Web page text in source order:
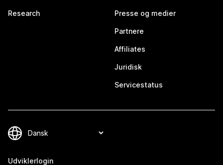
Research Presse og medier
Partnere
Affiliates
Juridisk
Servicestatus
Udviklerlogin